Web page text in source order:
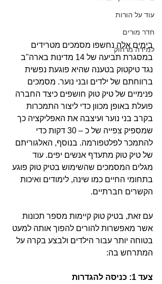
עוד על הורות
חדר מורים
למידה מרחוק
בימים אלה נחשפו מסמכים מטרידים
במסגרת תביעה של 14 מדינות בארה"ב
נגד טיקטוק בטענה שהיא פוגעת נפשית
ברווחתם של ילדים ובני נוער. מסמכים
פנימיים של טיק טוק חושפים כיצד החברה
פועלת באופן מכוון כדי ליצור התמכרות
בקרב בני נוער ועיצבה את האפליקציה כך
שמספיק צפייה של כ – 30 דקות כדי
להתמכר לפלטפורמה. בנוסף, האלגוריתם
של טיק טוק מתעדף אנשים יפים. עוד
מגלים המסמכים שהשימוש בטיק טוק פוגע
בתחומי החיים כמו שינה, לימודים ואיכות
הקשרים חברתיים.
עם זאת, בטיק טוק קיימות מספר תכונות
אשר מאפשרות להורים להפוך אותה למעט
בטוחה יותר עבור הילדים ולבצע בקרה על
המתרחש בה:
צעד 1: כניסה להגדרות